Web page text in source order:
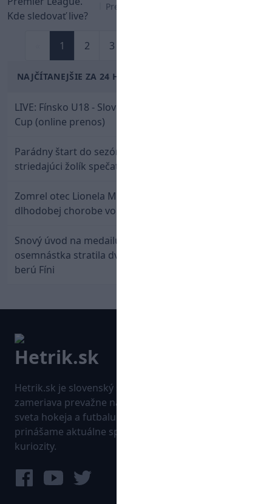
Premier League
1 2 3
NAJČÍTANEJŠIE ZA 24 HODÍN
LIVE: Fínsko U18 - Slovensko U18 / Hlinka-Gretzky
Cup (online prenos)
Parádny štart do sezóny: Rýchlik Boženík ako
striedajúci žolík spečatil postup Stoke
Zomrel otec Lionela Messiho. Jorge podľahol
dlhodobej chorobe vo veku 68 rokov
Snový úvod na medailu nestačil: Slovenská
osemnástka stratila dvojgólový náskok a bronz
berú Fíni
Hetrik.sk je slovenský športový portál, ktorý sa
zameriava prevažne na najnovšie informácie zo
sveta hokeja a futbalu. Pravidelne na dennej báze
prinášame aktuálne správy, góly, zaujímavosti a
kuriozity.